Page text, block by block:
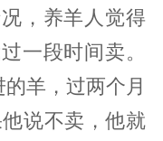
，养羊人觉得
一段时间卖。
羊，过两个月
说不卖，他就